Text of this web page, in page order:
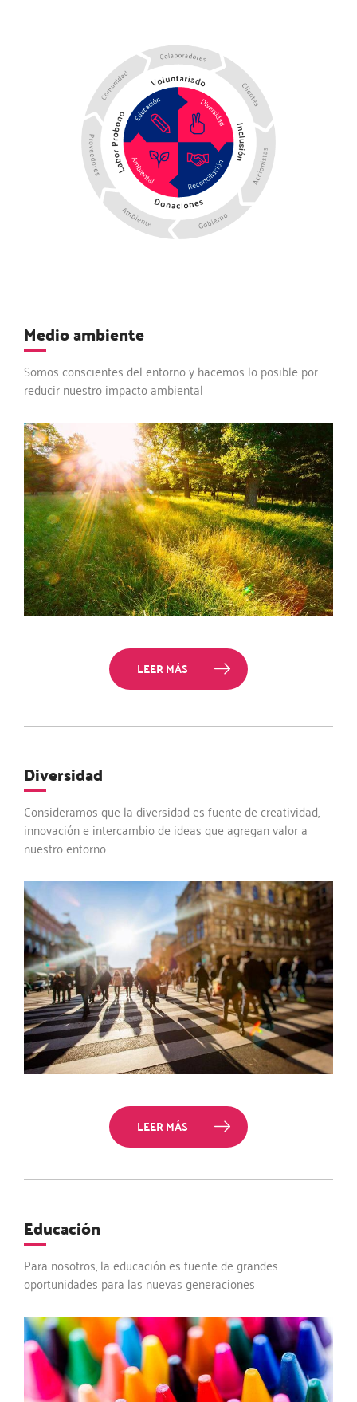
Medio ambiente
Somos conscientes del entorno y hacemos lo posible por
reducir nuestro impacto ambiental
LEER MÁS
Diversidad
Consideramos que la diversidad es fuente de creatividad,
innovación e intercambio de ideas que agregan valor a
nuestro entorno
LEER MÁS
Educación
Para nosotros, la educación es fuente de grandes
oportunidades para las nuevas generaciones